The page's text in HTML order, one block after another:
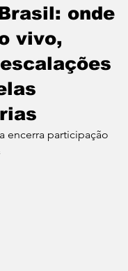
onde
vivo,
encerra participação